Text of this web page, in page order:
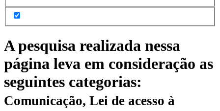
A pesquisa realizada nessa
página leva em consideração as
seguintes categorias:
Comunicação, Lei de acesso à